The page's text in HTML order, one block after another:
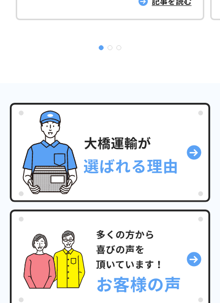
ングノート「想いをカタチに」の無料配布をす
る他、弊社管理栄養士による講演や地元警察か
い。（お問合せは、大橋運輸株式会社 0561-
82-0084 まで） 普及協会とともに独自の「エ
ンディングノート」を制作 弊社では、地域住民
の方がご家族で「人生会議」を行えるようにと
いう想いで、エンディングノートの無料配布や
講演会の企画を行ってきました。 「人生会議」
とは、ACP（アドバンス・ケア・プランニン
グ）の愛称です。ACPとは、希望する医療やケ
アについて自ら考え、信頼する人たちと話し合
終段階における医療の決定プロセス」として以
前から推奨しており、認知を広めるために愛称
を公募。その結果「人生会議」が生まれまし
た。同時に「いい看取り・看取られ」の語呂合
わせになる11月30日が「人生会議の日」と定め